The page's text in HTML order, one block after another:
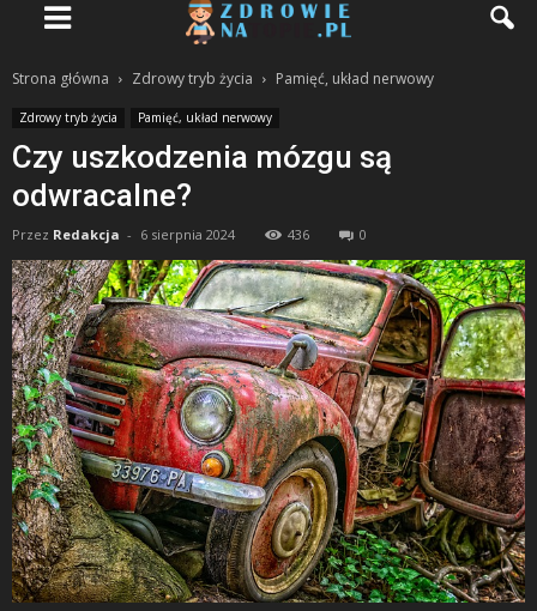
Strona główna Zdrowy tryb życia Pamięć, układ nerwowy
Zdrowy tryb życia Pamięć, układ nerwowy
Czy uszkodzenia mózgu są
odwracalne?
Przez Redakcja - 6 sierpnia 2024 436 0